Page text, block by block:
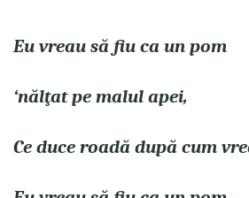
Eu vreau să fiu ca un pom
‘nălţat pe malul apei,
Ce duce roadă după cum